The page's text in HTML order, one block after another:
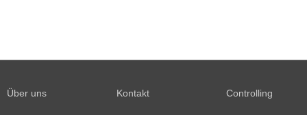
Über uns Kontakt Controlling